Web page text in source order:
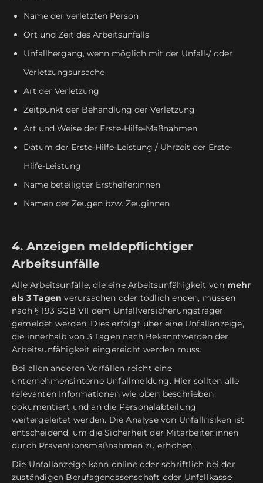
Name der verletzten Person
Ort und Zeit des Arbeitsunfalls
Unfallhergang, wenn möglich mit der Unfall-/ oder
Verletzungsursache
Art der Verletzung
Zeitpunkt der Behandlung der Verletzung
Art und Weise der Erste-Hilfe-Maßnahmen
Datum der Erste-Hilfe-Leistung / Uhrzeit der Erste-
Hilfe-Leistung
Name beteiligter Ersthelfer:innen
Namen der Zeugen bzw. Zeuginnen
4. Anzeigen meldepflichtiger
Arbeitsunfälle
Alle Arbeitsunfälle, die eine Arbeitsunfähigkeit von mehr
als 3 Tagen verursachen oder tödlich enden, müssen
nach § 193 SGB VII dem Unfallversicherungsträger
gemeldet werden. Dies erfolgt über eine Unfallanzeige,
die innerhalb von 3 Tagen nach Bekanntwerden der
Arbeitsunfähigkeit eingereicht werden muss.
Bei allen anderen Vorfällen reicht eine
unternehmensinterne Unfallmeldung. Hier sollten alle
relevanten Informationen wie oben beschrieben
dokumentiert und an die Personalabteilung
weitergeleitet werden. Die Analyse von Unfallrisiken ist
entscheidend, um die Sicherheit der Mitarbeiter:innen
durch Präventionsmaßnahmen zu erhöhen.
Die Unfallanzeige kann online oder schriftlich bei der
zuständigen Berufsgenossenschaft oder Unfallkasse